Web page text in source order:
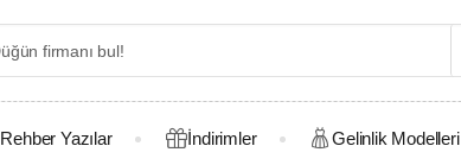
Rehber Yazılar İndirimler Gelinlik Modelleri